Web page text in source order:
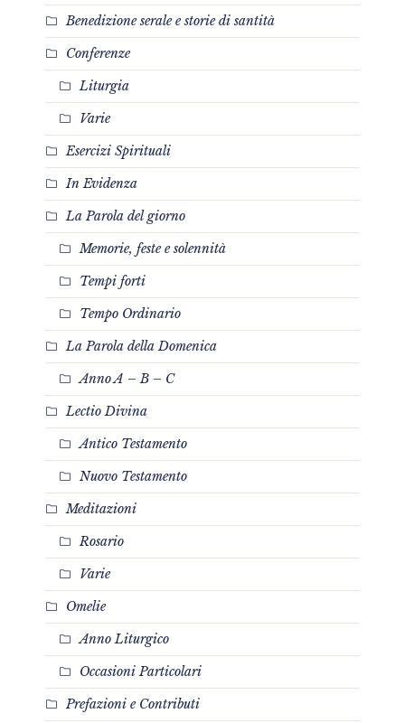
Benedizione serale e storie di santità
Conferenze
Liturgia
Varie
Esercizi Spirituali
In Evidenza
La Parola del giorno
Memorie, feste e solennità
Tempi forti
Tempo Ordinario
La Parola della Domenica
Anno A – B – C
Lectio Divina
Antico Testamento
Nuovo Testamento
Meditazioni
Rosario
Varie
Omelie
Anno Liturgico
Occasioni Particolari
Prefazioni e Contributi